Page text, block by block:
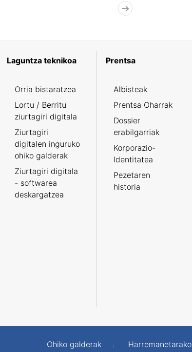
Laguntza teknikoa
Orria bistaratzea
Lortu / Berritu
ziurtagiri digitala
Ziurtagiri
digitalen inguruko
ohiko galderak
Ziurtagiri digitala
- softwarea
deskargatzea
Prentsa
Albisteak
Prentsa Oharrak
Dossier
erabilgarriak
Korporazio-
Identitatea
Pezetaren
historia
Ohiko galderak Harremanetarako